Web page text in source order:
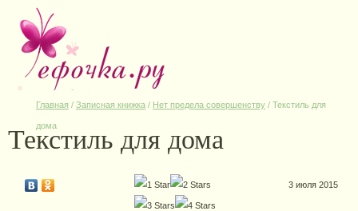
Главная / Записная книжка / Нет предела совершенству / Текстиль для
дома
Текстиль для дома
3 июля 2015